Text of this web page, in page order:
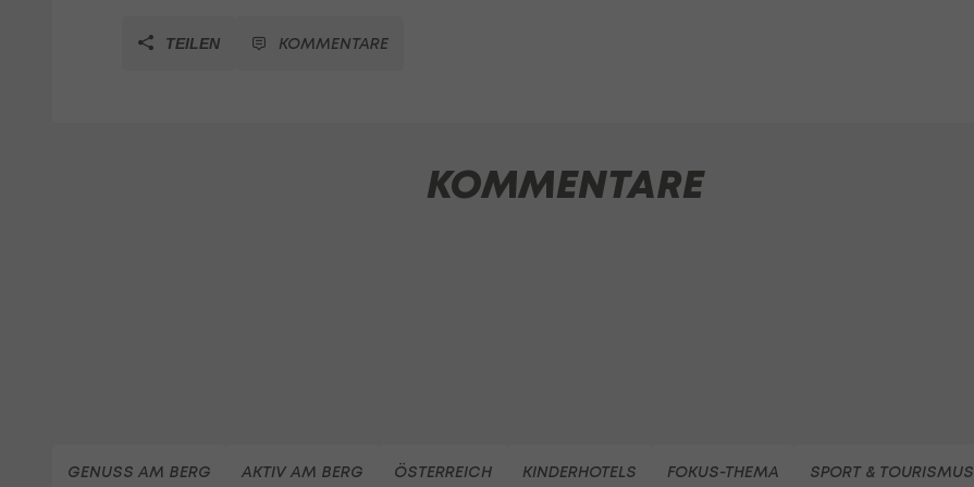
TEILEN KOMMENTARE
KOMMENTARE
GENUSS AM BERG AKTIV AM BERG ÖSTERREICH KINDERHOTELS FOKUS-THEMA SPORT & TOURISMUS